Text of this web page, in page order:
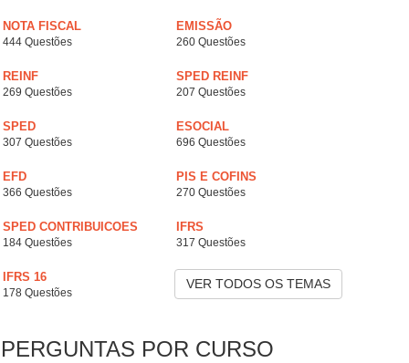
NOTA FISCAL
444 Questões
EMISSÃO
260 Questões
REINF
269 Questões
SPED REINF
207 Questões
SPED
307 Questões
ESOCIAL
696 Questões
EFD
366 Questões
PIS E COFINS
270 Questões
SPED CONTRIBUICOES
184 Questões
IFRS
317 Questões
IFRS 16
178 Questões
VER TODOS OS TEMAS
PERGUNTAS POR CURSO